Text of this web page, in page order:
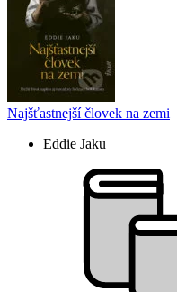
Najšťastnejší človek na zemi
Eddie Jaku